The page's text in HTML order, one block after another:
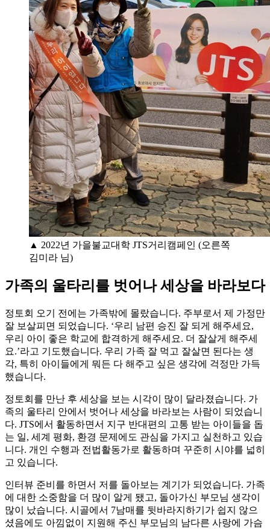
▲ 2022년 가을불교대학 JTS거리캠페인 (오른쪽
김미라 님)
가족의 울타리를 벗어나 세상을 바라보다
정토회 오기 전에는 가족밖에 몰랐습니다. 주부로서 제 가정만
잘 보살피면 되었습니다. ‘우리 남편 승진 잘 되게 해주세요,
우리 아이 좋은 학교에 합격하게 해주세요. 더 잘살게 해주세
요.’라고 기도했습니다. 우리 가족 잘 먹고 잘살면 된다는 생
각, 특히 아이들에게 뭐든 다 해주고 싶은 생각에 걱정만 가득
했습니다.
정토회를 만난 후 세상을 보는 시각이 많이 달라졌습니다. 가
족의 울타리 안에서 벗어나 세상을 바라보는 사람이 되었습니
다. JTS에서 활동하면서 지구 반대편의 고통 받는 아이들을 돕
는 일, 세계 평화, 환경 문제에도 관심을 가지고 실천하고 있습
니다. 개인 수행과 전법활동가로 활동하며 꾸준히 시야를 넓히
고 있습니다.
인터뷰 준비를 하면서 저를 돌아보는 계기가 되었습니다. 가족
에 대한 소중함을 더 많이 알게 됐고, 돌아가신 부모님 생각이
많이 났습니다. 시골에서 7남매를 뒷바라지하기가 쉽지 않으
셨음에도 아낌없이 지원해 주신 부모님의 남다른 사랑에 가슴